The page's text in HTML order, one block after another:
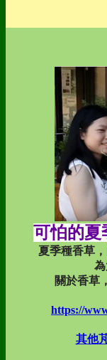
可怕的夏
夏季種香草
關於香草
https://
其他